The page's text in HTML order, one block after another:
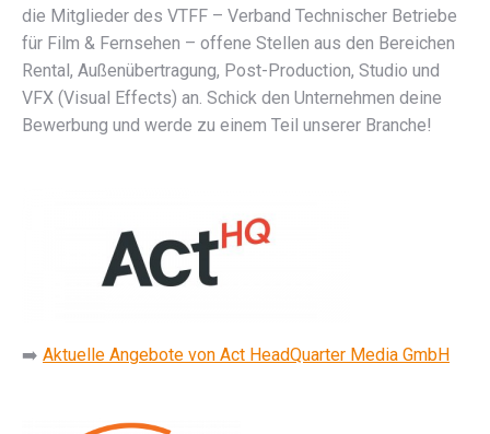
die Mitglieder des VTFF – Verband Technischer Betriebe
für Film & Fernsehen – offene Stellen aus den Bereichen
Rental, Außenübertragung, Post-Production, Studio und
VFX (Visual Effects) an. Schick den Unternehmen deine
Bewerbung und werde zu einem Teil unserer Branche!
➡️ Aktuelle Angebote von Act HeadQuarter Media GmbH